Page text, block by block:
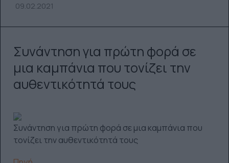
09.02.2021
Συνάντηση για πρώτη φορά σε
μια καμπάνια που τονίζει την
αυθεντικότητά τους
Συνάντηση για πρώτη φορά σε μια καμπάνια που
τονίζει την αυθεντικότητά τους